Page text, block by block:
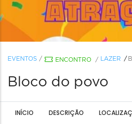
EVENTOS / ENCONTRO / LAZER
Bloco do povo
INÍCIO DESCRIÇÃO